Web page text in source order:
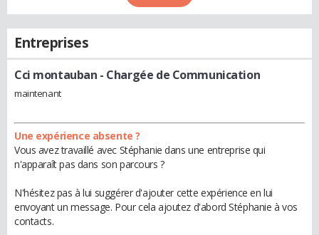
Entreprises
Cci montauban - Chargée de Communication
maintenant
Une expérience absente ?
Vous avez travaillé avec Stéphanie dans une entreprise qui
n'apparaît pas dans son parcours ?
N'hésitez pas à lui suggérer d'ajouter cette expérience en lui
envoyant un message. Pour cela ajoutez d'abord Stéphanie à vos
contacts.